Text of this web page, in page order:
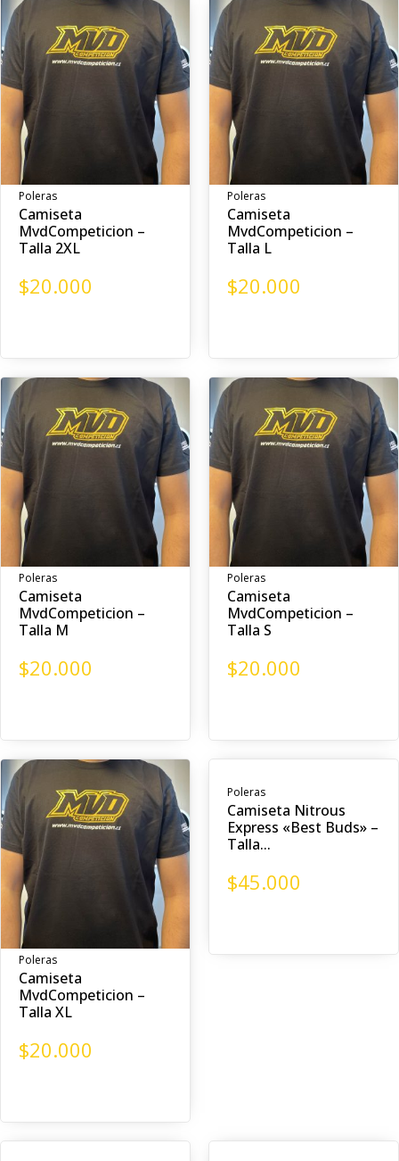
Poleras
Camiseta
MvdCompeticion –
Talla 2XL
$20.000
Poleras
Camiseta
MvdCompeticion –
Talla L
$20.000
Poleras
Camiseta
MvdCompeticion –
Talla M
$20.000
Poleras
Camiseta
MvdCompeticion –
Talla S
$20.000
Poleras
Camiseta
MvdCompeticion –
Talla XL
$20.000
Poleras
Camiseta Nitrous
Express «Best Buds» –
Talla...
$45.000